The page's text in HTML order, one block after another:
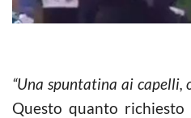
“Una spuntatina ai capelli,
Questo quanto richiesto